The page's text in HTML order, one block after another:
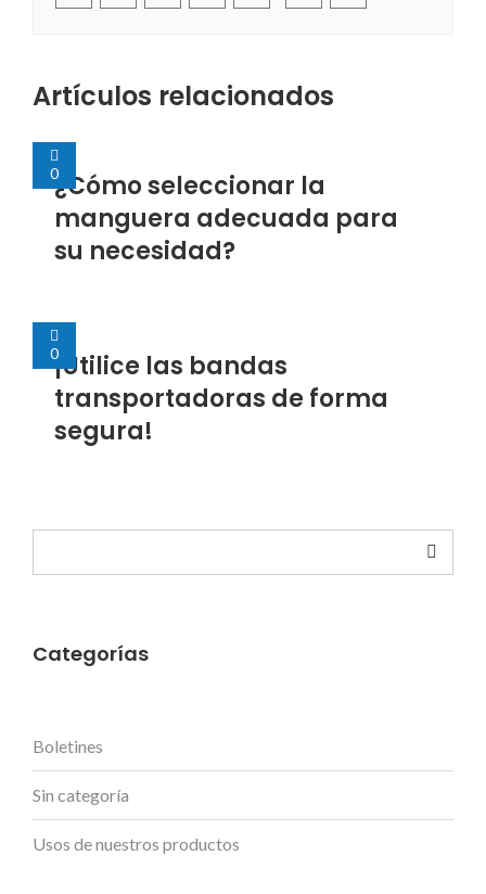
Artículos relacionados
0¿Cómo seleccionar la
manguera adecuada para
su necesidad?
0¡Utilice las bandas
transportadoras de forma
segura!
Categorías
Boletines
Sin categoría
Usos de nuestros productos